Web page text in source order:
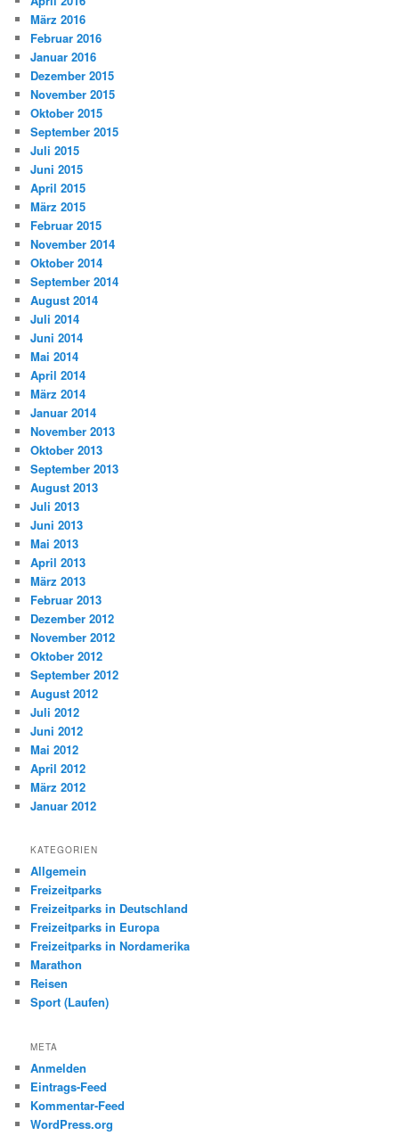
März 2016
Februar 2016
Januar 2016
Dezember 2015
November 2015
Oktober 2015
September 2015
Juli 2015
Juni 2015
April 2015
März 2015
Februar 2015
November 2014
Oktober 2014
September 2014
August 2014
Juli 2014
Juni 2014
Mai 2014
April 2014
März 2014
Januar 2014
November 2013
Oktober 2013
September 2013
August 2013
Juli 2013
Juni 2013
Mai 2013
April 2013
März 2013
Februar 2013
Dezember 2012
November 2012
Oktober 2012
September 2012
August 2012
Juli 2012
Juni 2012
Mai 2012
April 2012
März 2012
Januar 2012
KATEGORIEN
Allgemein
Freizeitparks
Freizeitparks in Deutschland
Freizeitparks in Europa
Freizeitparks in Nordamerika
Marathon
Reisen
Sport (Laufen)
META
Anmelden
Eintrags-Feed
Kommentar-Feed
WordPress.org